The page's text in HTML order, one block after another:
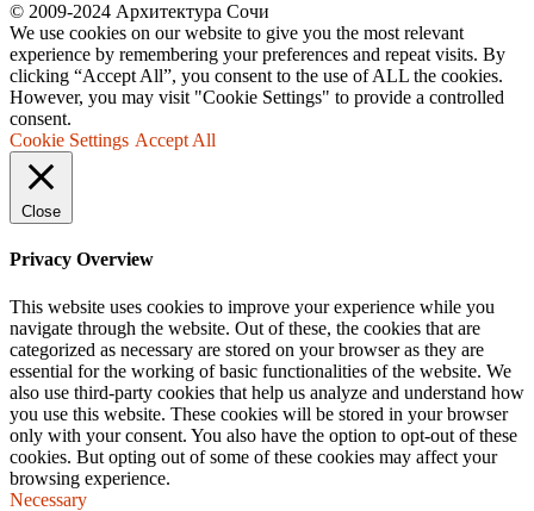
© 2009-2024 Архитектура Сочи
We use cookies on our website to give you the most relevant
experience by remembering your preferences and repeat visits. By
clicking “Accept All”, you consent to the use of ALL the cookies.
However, you may visit "Cookie Settings" to provide a controlled
consent.
Cookie Settings Accept All
Close
Privacy Overview
This website uses cookies to improve your experience while you
navigate through the website. Out of these, the cookies that are
categorized as necessary are stored on your browser as they are
essential for the working of basic functionalities of the website. We
also use third-party cookies that help us analyze and understand how
you use this website. These cookies will be stored in your browser
only with your consent. You also have the option to opt-out of these
cookies. But opting out of some of these cookies may affect your
browsing experience.
Necessary